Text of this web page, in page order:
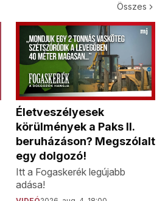
Összes
Életveszélyesek
körülmények a Paks II.
beruházáson? Megszólalt
egy dolgozó!
Itt a Fogaskerék legújabb
adása!